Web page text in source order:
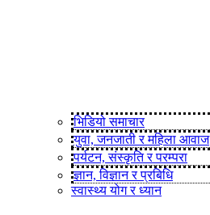
भिडियो समाचार
युवा, जनजाती र महिला आवाज
पर्यटन, संस्कृति र परम्परा
ज्ञान, विज्ञान र प्रबिधि
स्वास्थ्य योग र ध्यान